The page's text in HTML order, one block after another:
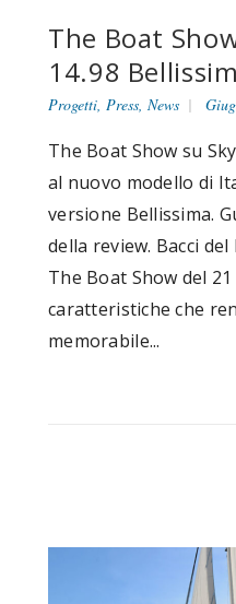
The Boat
14.98
Progetti Press News
The Boat Show su
al nuovo modello di
versione Bellissima.
della review. Bacci
The Boat Show del
caratteristiche che
memorabile...